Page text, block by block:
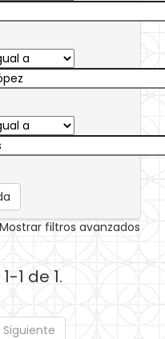
Mostrar filtros avanzados
1 de 1.
Siguiente